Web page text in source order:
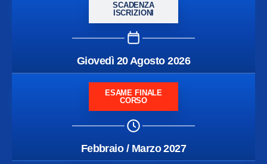
SCADENZA
ISCRIZIONI
Giovedì 20 Agosto 2026
ESAME FINALE
CORSO
Febbraio / Marzo 2027